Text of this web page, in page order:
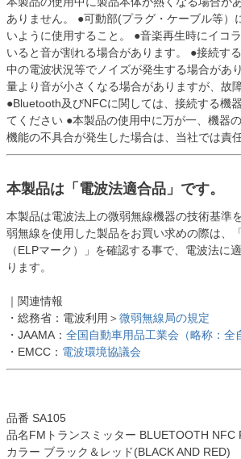
ありません。 ●可動部(プラグ・ケーブル等）
いように使用すること。 ●音楽再生時にイコ
いると音が割れる場合があります。 ●接続す
中の電波状況等でノイズが発生する場合があ
量より音が小さくなる場合がありますが、故
●Bluetooth及びNFCに関しては、接続する機
てください ●本製品の使用中に万が一、機器
機能の不具合が発生した場合は、当社では責
本製品は「電波法適合品」です。
本製品は電波法上の微弱無線機器の技術基準
弱無線を使用した製品をお買い求めの際は、
（ELPマーク）」を確認する事で、電波法に
ります。
｜関連情報
・総務省：電波利用＞微弱無線局の規定
・JAAMA： 全国自動車用品工業会（略称：全
・EMCC： 電波環境協議会
品番 SA105
品名FMトランスミッター BLUETOOTH NFC
カラー ブラック＆レッド(BLACK AND RED)